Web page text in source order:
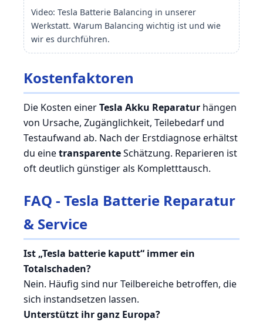
Video: Tesla Batterie Balancing in unserer
Werkstatt. Warum Balancing wichtig ist und wie
wir es durchführen.
Kostenfaktoren
Die Kosten einerTesla Akku Reparatur hängen
von Ursache, Zugänglichkeit, Teilebedarf und
Testaufwand ab. Nach der Erstdiagnose erhältst
du einetransparenteSchätzung. Reparieren ist
oft deutlich günstiger als Kompletttausch.
FAQ - Tesla Batterie Reparatur
& Service
Ist „Tesla batterie kaputt“ immer ein
Totalschaden?
Nein. Häufig sind nur Teilbereiche betroffen, die
sich instandsetzen lassen.
Unterstützt ihr ganz Europa?